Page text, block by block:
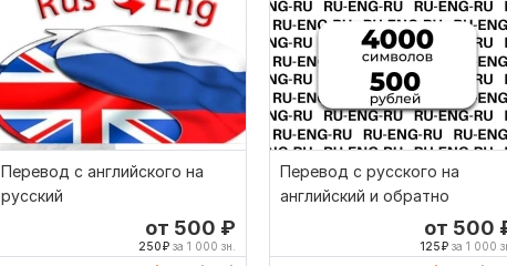
Перевод с английского на
русский
от 500 ₽
250₽ за 1 000 зн.
Перевод с русского на
английский и обратно
от 500
125₽ за 1 000